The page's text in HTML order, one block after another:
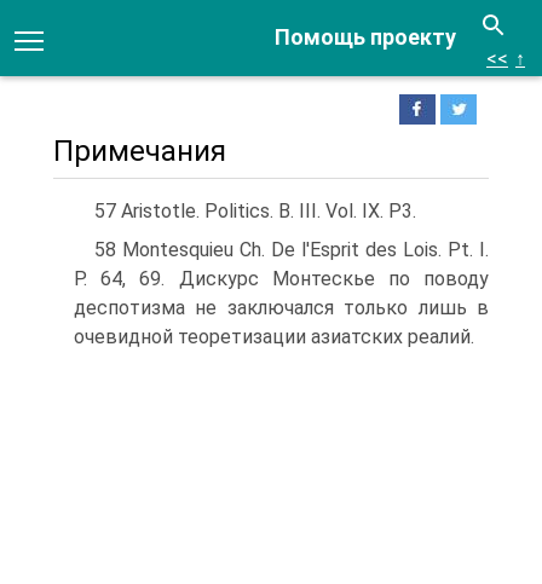
Помощь проекту
<< ↑
Примечания
57 Aristotle. Politics. В. III. Vol. IX. P3.
58 Montesquieu Ch. De l'Esprit des Lois. Pt. I.
P. 64, 69. Дискурс Монтескье по поводу
деспотизма не заключался только лишь в
очевидной теоретизации азиатских реалий.